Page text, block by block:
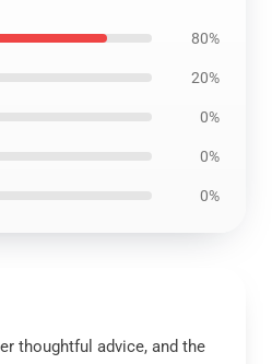
80%
20%
0%
0%
0%
thoughtful advice, and the